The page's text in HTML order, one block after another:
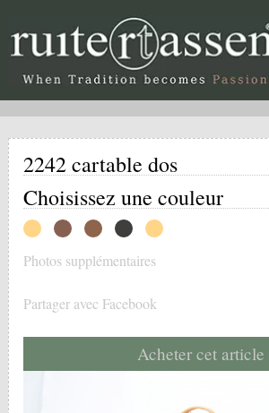
2242 cartable dos
Choisissez une couleur
Photos supplémentaires
Partager avec Facebook
Acheter cet article